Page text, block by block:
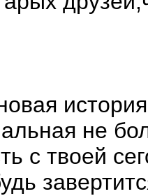
не
с твоей